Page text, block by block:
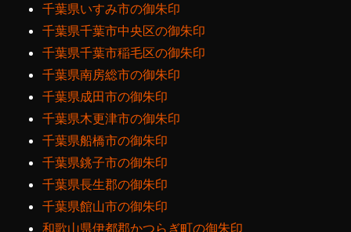
千葉県いすみ市の御朱印
千葉県千葉市中央区の御朱印
千葉県千葉市稲毛区の御朱印
千葉県南房総市の御朱印
千葉県成田市の御朱印
千葉県木更津市の御朱印
千葉県船橋市の御朱印
千葉県銚子市の御朱印
千葉県長生郡の御朱印
千葉県館山市の御朱印
和歌山県伊都郡かつらぎ町の御朱印